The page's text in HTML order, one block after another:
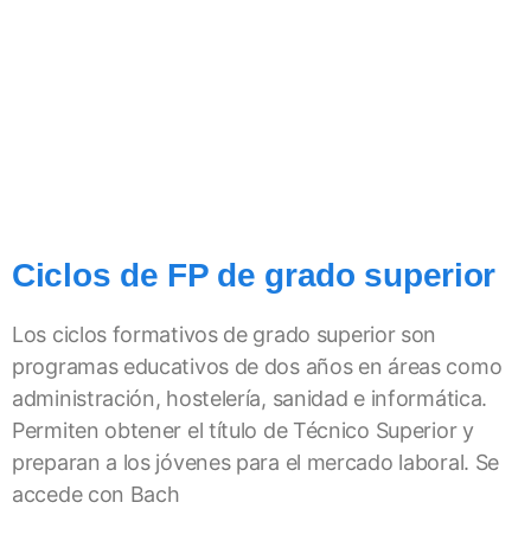
Ciclos de FP de grado superior
Los ciclos formativos de grado superior son
programas educativos de dos años en áreas como
administración, hostelería, sanidad e informática.
Permiten obtener el título de Técnico Superior y
preparan a los jóvenes para el mercado laboral. Se
accede con Bach